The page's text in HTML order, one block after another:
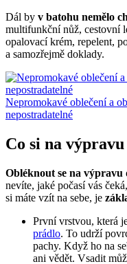
Dál by v batohu nemělo
multifunkční nůž, cestovní
opalovací krém, repelent,
a samozřejmě doklady.
Nepromokavé oblečení a
nepostradatelné
Co si na
Obléknout se na výpravu
nevíte, jaké počasí vás
si máte vzít na sebe, je
První vrstvou, která
prádlo. To udrží
pachy. Když ho na
ani vědět. Vsadit